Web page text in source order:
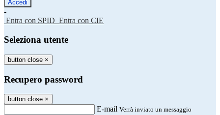
-
Entra con SPID Entra con CIE
Seleziona utente
button close ×
Recupero password
button close ×
E-mail Verrà inviato un messaggio